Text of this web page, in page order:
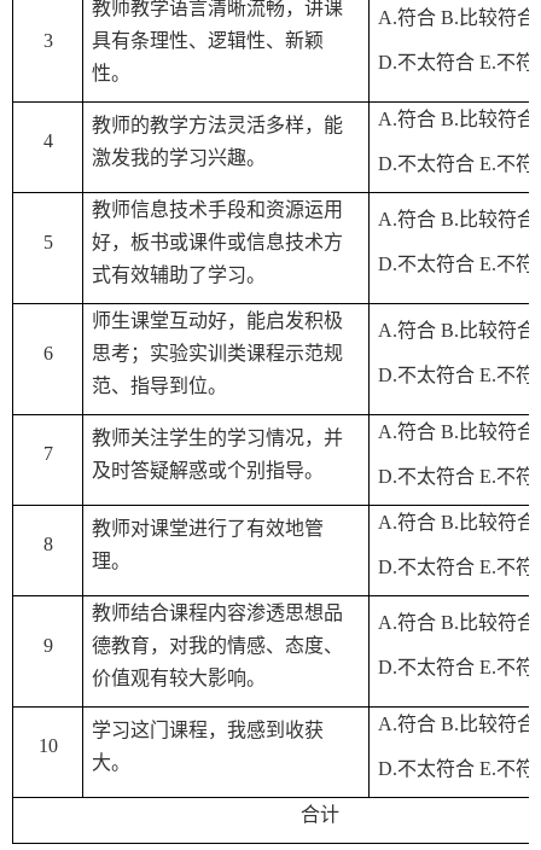
3
教师教学语言清晰流畅，讲课
具有条理性、逻辑性、新颖
性。
A.符合 B. 比较符合
D.不太符合 E.不符
4
教师的教学方法灵活多样，能
激发我的学习兴趣。
A.符合 B. 比较符合
D.不太符合 E.不符
5
教师信息技术手段和资源运用
好，板书或课件或信息技术方
式有效辅助了学习。
A.符合 B. 比较符合
D.不太符合 E.不符
6
师生课堂互动好，能启发积极
思考；实验实训类课程示范规
范、指导到位。
A.符合 B. 比较符合
D.不太符合 E.不符
7
教师关注学生的学习情况，并
及时答疑解惑或个别指导。
A.符合 B. 比较符合
D.不太符合 E.不符
8
教师对课堂进行了有效地管
理。
A.符合 B. 比较符合
D.不太符合 E.不符
9
教师结合课程内容渗透思想品
德教育，对我的情感、态度、
价值观有较大影响。
A.符合 B. 比较符合
D.不太符合 E.不符
10
学习这门课程，我感到收获
大。
A.符合 B. 比较符合
D.不太符合 E.不符
合计